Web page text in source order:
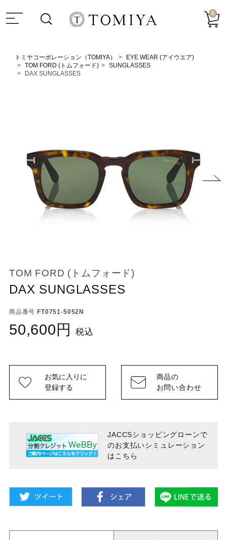
0
トミヤコーポレーション（TOMIYA）
EYE WEAR (アイウエア)
TOM FORD (トムフォード)
SUNGLASSES
DAX SUNGLASSES
TOM FORD (トムフォード)
DAX SUNGLASSES
商品番号 FT0751-5052N
50,600 税込
お気に入りに
登録する
商品の
お問い合わせ
JACCSショッピングローンで
のお支払いシミュレーション
はこちら